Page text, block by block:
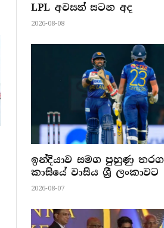
LPL අවසන් සටන අද
2026-08-08
ඉන්දියාව සමග පුහුණු
කාසියේ වාසිය ශ්‍රී ලංකාවට
2026-08-07